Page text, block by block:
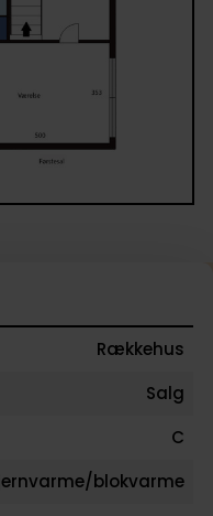
Rækkehus
Salg
C
blokvarme